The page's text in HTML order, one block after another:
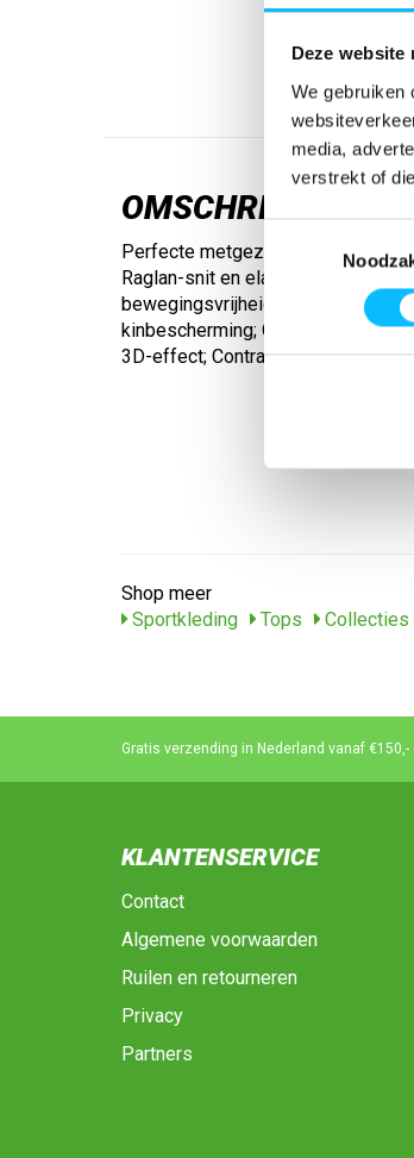
Deze
We gebruiken
media,
verstrekt of
OMSCHRIJVING
Perfecte metgezel voor je
Raglan-snit en elastische
bewegingsvrijheid; Opstaande
kinbescherming; Open zoom;
3D-effect; Contrastkleurige
Shop meer
Sportkleding
Tops Collecties
Gratis verzending in Nederland vanaf
KLANTENSERVICE
Contact
Algemene voorwaarden
Ruilen en retourneren
Privacy
Partners